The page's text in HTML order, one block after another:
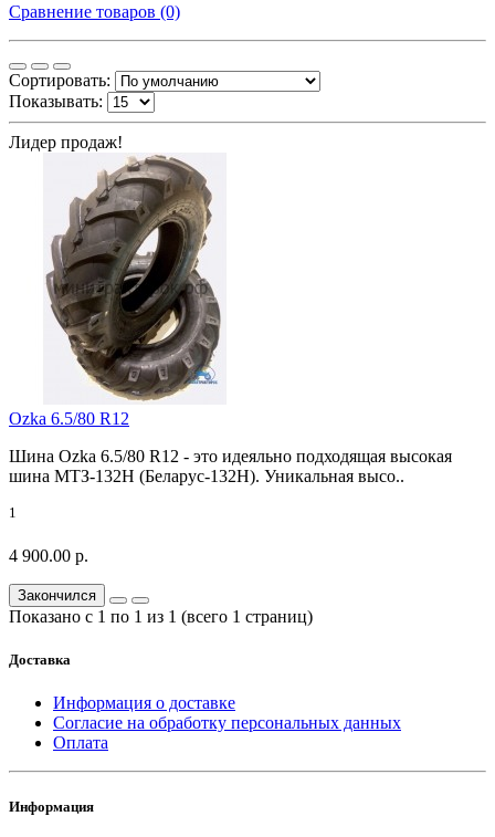
Сравнение товаров (0)
Сортировать:
Показывать:
Лидер продаж!
Ozka 6.5/80 R12
Шина Ozka 6.5/80 R12 - это идеяльно подходящая высокая
шина МТЗ-132Н (Беларус-132Н). Уникальная высо..
1
4 900.00 р.
Закончился
Показано с 1 по 1 из 1 (всего 1 страниц)
Доставка
Информация о доставке
Согласие на обработку персональных данных
Оплата
Информация